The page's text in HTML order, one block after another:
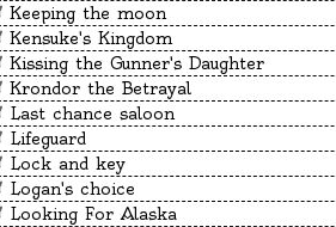
Keeping the moon
Kensuke's Kingdom
Kissing the Gunner's Daughter
Krondor the Betrayal
Last chance saloon
Lifeguard
Lock and key
Logan's choice
Looking For Alaska